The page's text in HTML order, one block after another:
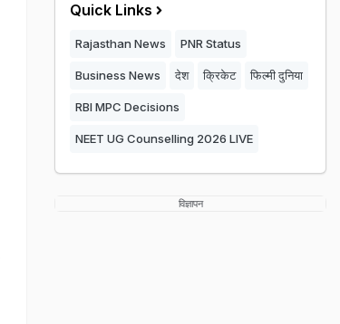
Quick Links
Rajasthan News PNR Status
Business News देश क्रिकेट फिल्मी दुनिया
RBI MPC Decisions
NEET UG Counselling 2026 LIVE
विज्ञापन